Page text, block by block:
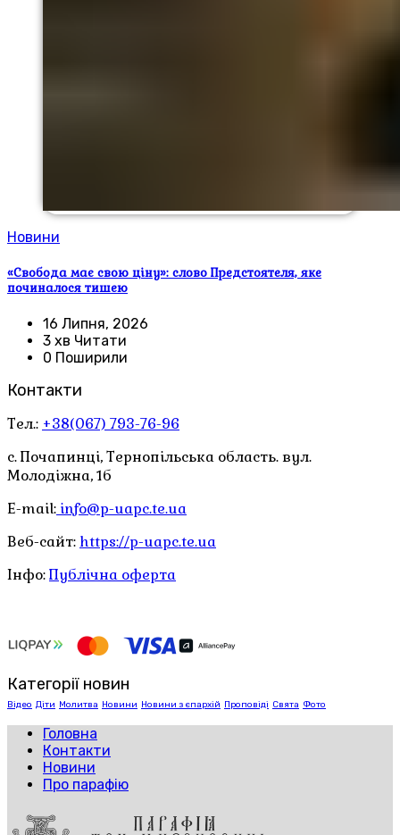
Новини
«Свобода має свою ціну»: слово Предстоятеля, яке
починалося тишею
16 Липня, 2026
3 хв Читати
0 Поширили
Контакти
Тел.: +38(067) 793-76-96
с. Почапинці, Тернопільська область. вул.
Молодіжна, 1б
E-mail: info@p-uapc.te.ua
Веб-сайт: https://p-uapc.te.ua
Інфо:Публічна оферта
Категорії новин
Відео Діти Молитва Новини Новини з єпархій Проповіді Свята Фото
Головна
Контакти
Новини
Про парафію